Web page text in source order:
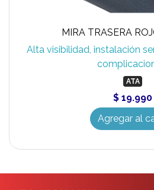
MIRA TRASERA
Alta visibilidad, instalación
ATA
$ 19.990
Agregar al